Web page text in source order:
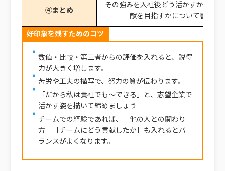
④まとめ
その強みを入社後どう活かすか、ど
献を目指すかについて書く
好印象を残すためのコツ
数値・比較・第三者からの評価を入れると、説得
力が大きく増します。
苦労や工夫の描写で、努力の質が伝わります。
「だから私は貴社でも～できる」と、志望企業で
活かす姿を描いて締めましょう
チームでの経験であれば、［他の人との関わり
方］［チームにどう貢献したか］も入れるとバ
ランスがよくなります。